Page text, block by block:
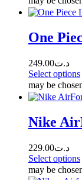
One
د.ت249.00
Select options
may be
Nike
د.ت229.00
Select options
may be